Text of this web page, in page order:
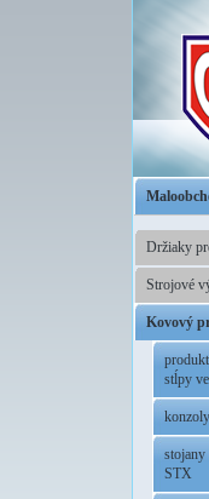
Držiaky
Strojové
Kovový
stĺpy
konzoly
STX